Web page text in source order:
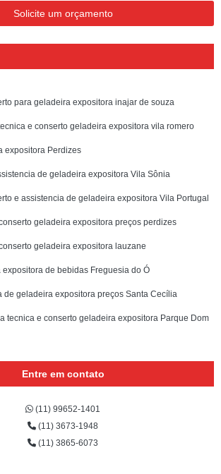
Solicite um orçamento
para geladeira expositora inajar de souza
e conserto geladeira expositora vila romero
expositora Perdizes
de geladeira expositora Vila Sônia
e assistencia de geladeira expositora Vila Portugal
geladeira expositora preços perdizes
geladeira expositora lauzane
de bebidas Freguesia do Ó
de geladeira expositora preços Santa Cecília
tecnica e conserto geladeira expositora Parque Dom
Entre em contato
(11) 99652-1401
(11) 3673-1948
(11) 3865-6073